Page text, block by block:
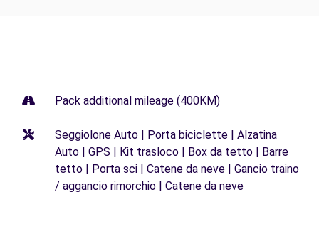
Pack additional mileage (400KM)
Seggiolone Auto | Porta biciclette | Alzatina
Auto | GPS | Kit trasloco | Box da tetto | Barre
tetto | Porta sci | Catene da neve | Gancio traino
/ aggancio rimorchio | Catene da neve